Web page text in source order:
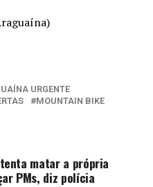
URGENTE
MOUNTAIN BIKE
matar a própria
PMs, diz polícia